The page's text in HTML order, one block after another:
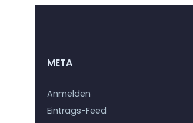
META
Anmelden
Eintrags-Feed